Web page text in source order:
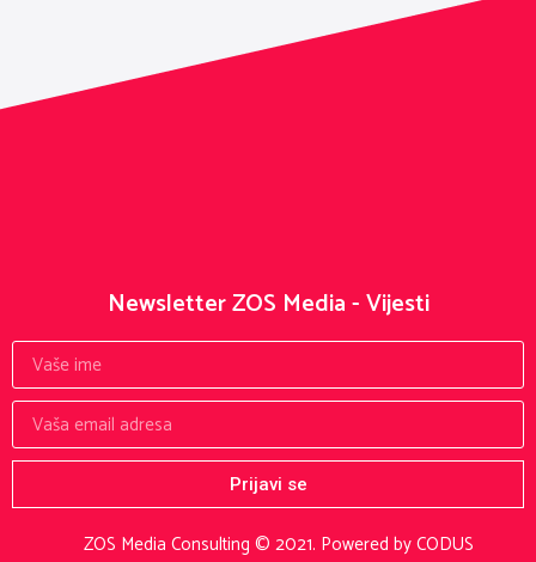
ZOS Media Consulting © 2021. Powered by CODUS
Newsletter ZOS Media - Vijesti
Prijavi se